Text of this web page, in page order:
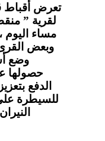
تعرض أقباط
لقرية ”
مساء
وبعض
وضع
حصولها
الدفع
للسيطرة